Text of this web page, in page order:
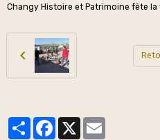
Changy Histoire et Patrimoine fête la
PartagerFacebook